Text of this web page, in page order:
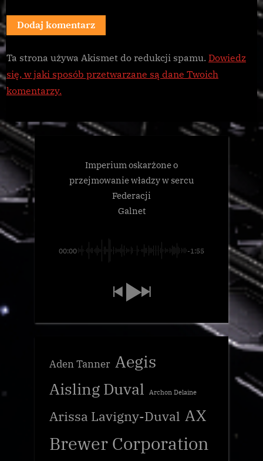
Ta strona używa Akismet do redukcji spamu. Dowiedz
się, w jaki sposób przetwarzane są dane Twoich
komentarzy.
Imperium oskarżone o
przejmowanie władzy w sercu
Federacji
Galnet
00:00 -1:55
Aden Tanner Aegis
Aisling Duval Archon Delaine
Arissa Lavigny-Duval AX
Brewer Corporation